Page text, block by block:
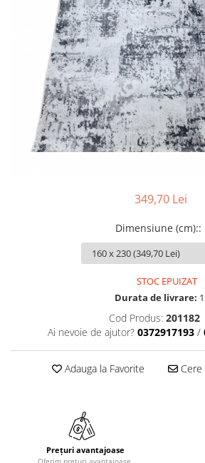
349,70 Lei
Dimensiune (cm)::
STOC EPUIZAT
Durata de livrare: 1
Cod Produs: 201182
Ai nevoie de ajutor? 0372917193 /
Adauga la Favorite Cere
Prețuri avantajoase